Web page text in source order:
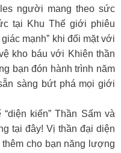
người mang theo sức
tại Khu Thế giới phiêu
mạnh” khi đối mặt với
kho báu với Khiên thần
bạn đón hành trình năm
sàng bứt phá mọi giới
kiến” Thần Sấm và
tại đây! Vị thần đại diện
cho bạn năng lượng